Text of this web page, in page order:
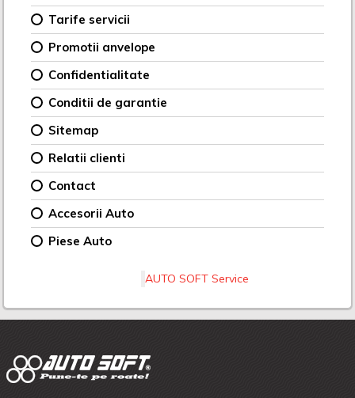
Tarife servicii
Promotii anvelope
Confidentialitate
Conditii de garantie
Sitemap
Relatii clienti
Contact
Accesorii Auto
Piese Auto
AUTO SOFT Service